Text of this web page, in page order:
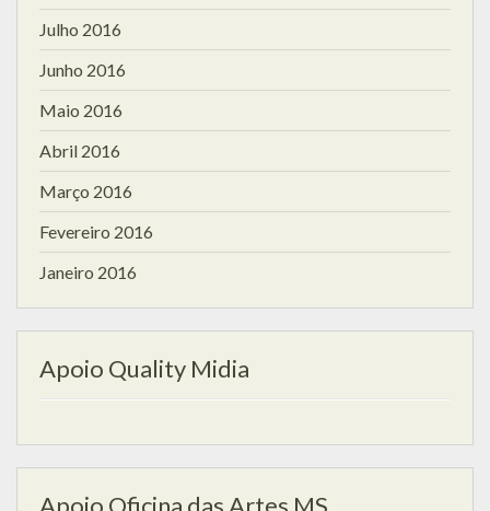
Julho 2016
Junho 2016
Maio 2016
Abril 2016
Março 2016
Fevereiro 2016
Janeiro 2016
Apoio Quality Midia
Apoio Oficina das Artes MS